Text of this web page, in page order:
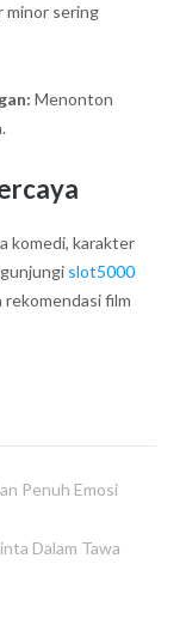
minor sering
Menonton
komedi, karakter
slot5000
rekomendasi film
Penuh Emosi
Dalam Tawa